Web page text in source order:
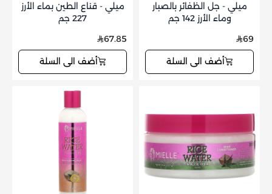
ميلي - جل الظفائر بالصبار
وماء الأرز 142 جم
69
أضف الى السلة
ميلي - قناع الطين بماء الأرز
227 جم
67.85
أضف الى السلة